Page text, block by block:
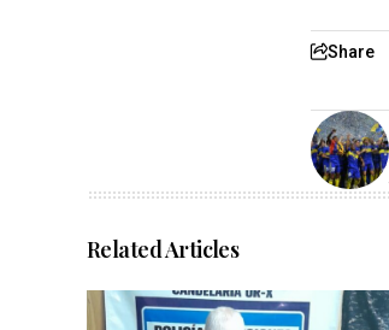
Share
Related Articles